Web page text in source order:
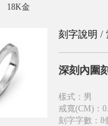
18K金
刻字說明 /
深刻內圍
樣式 ： 男
戒寬(CM) ：
刻字字數 ： 8